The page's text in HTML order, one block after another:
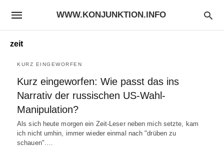
WWW.KONJUNKTION.INFO
zeit
KURZ EINGEWORFEN
Kurz eingeworfen: Wie passt das ins
Narrativ der russischen US-Wahl-
Manipulation?
Als sich heute morgen ein Zeit-Leser neben mich setzte, kam
ich nicht umhin, immer wieder einmal nach "drüben zu
schauen".…